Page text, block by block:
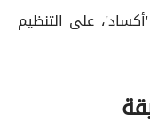
'أكساد'، على التنظيم